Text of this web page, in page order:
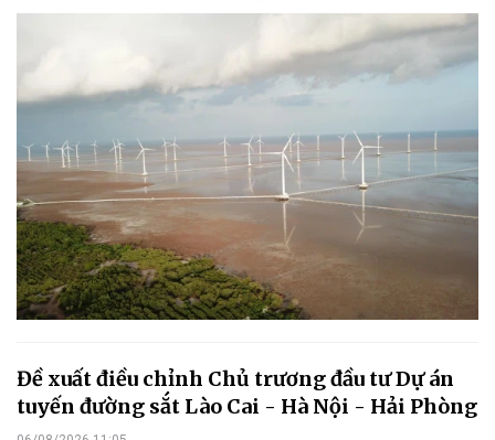
Đề xuất điều chỉnh Chủ trương đầu tư Dự án
tuyến đường sắt Lào Cai - Hà Nội - Hải Phòng